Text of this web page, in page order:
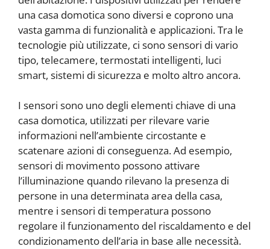
una casa domotica sono diversi e coprono una
vasta gamma di funzionalità e applicazioni. Tra le
tecnologie più utilizzate, ci sono sensori di vario
tipo, telecamere, termostati intelligenti, luci
smart, sistemi di sicurezza e molto altro ancora.
I sensori sono uno degli elementi chiave di una
casa domotica, utilizzati per rilevare varie
informazioni nell’ambiente circostante e
scatenare azioni di conseguenza. Ad esempio,
sensori di movimento possono attivare
l’illuminazione quando rilevano la presenza di
persone in una determinata area della casa,
mentre i sensori di temperatura possono
regolare il funzionamento del riscaldamento e del
condizionamento dell’aria in base alle necessità.